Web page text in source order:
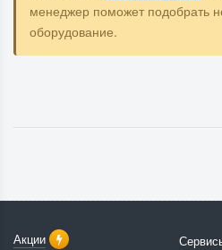
менеджер поможет подобрать
оборудование.
Акции